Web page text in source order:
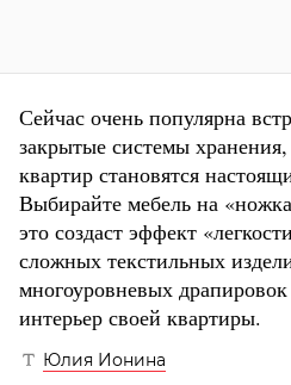
Сейчас очень популярна
закрытые системы
квартир становятся
Выбирайте мебель на
это создаст эффект
сложных текстильных
многоуровневых
интерьер своей квартиры.
Юлия Ионина